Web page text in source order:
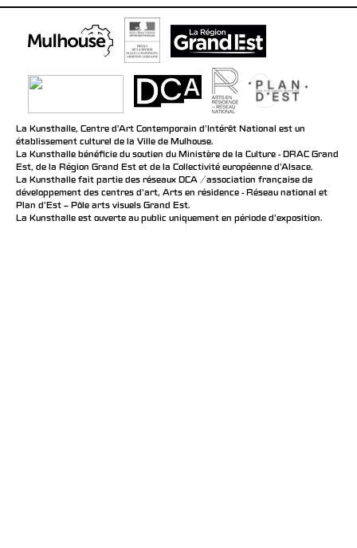
La Kunsthalle, Centre d’Art Contemporain d’Intérêt National est un
établissement culturel de la Ville de Mulhouse.
La Kunsthalle bénéficie du soutien du Ministère de la Culture - DRAC Grand
Est, de la Région Grand Est et de la Collectivité européenne d’Alsace.
La Kunsthalle fait partie des réseaux DCA / association française de
développement des centres d'art, Arts en résidence - Réseau national et
Plan d’Est – Pôle arts visuels Grand Est.
La Kunsthalle est ouverte au public uniquement en période d'exposition.